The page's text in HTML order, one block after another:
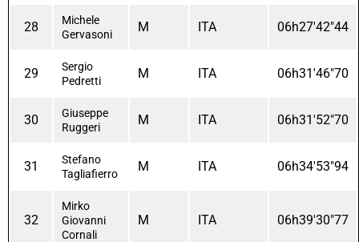
28
Michele
Gervasoni
M ITA 06h27'42"44
29
Sergio
Pedretti
M ITA 06h31'46"70
30
Giuseppe
Ruggeri
M ITA 06h31'52"70
31
Stefano
Tagliafierro
M ITA 06h34'53"94
32
Mirko
Giovanni
Cornali
M ITA 06h39'30"77